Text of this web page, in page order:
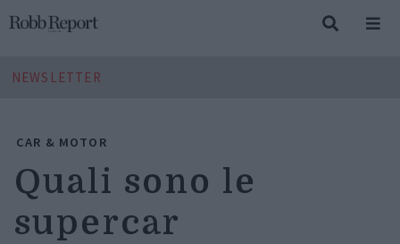
NEWSLETTER
CAR & MOTOR
Quali sono le
supercar